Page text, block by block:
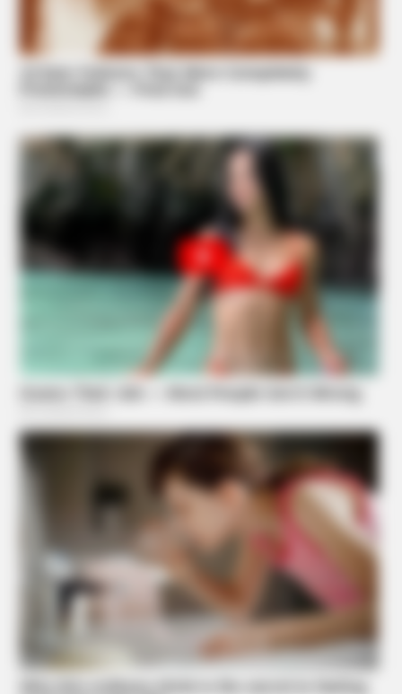
Dolly Parton Has Been Dating Him All Along
Bear Approaches Cat: What Happens Next Is Pure Magic